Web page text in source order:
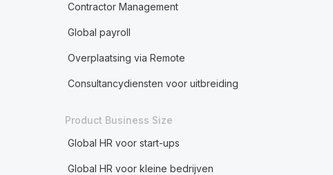
Contractor Management
Global payroll
Overplaatsing via Remote
Consultancydiensten voor uitbreiding
Product Business Size
Global HR voor start-ups
Global HR voor kleine bedrijven